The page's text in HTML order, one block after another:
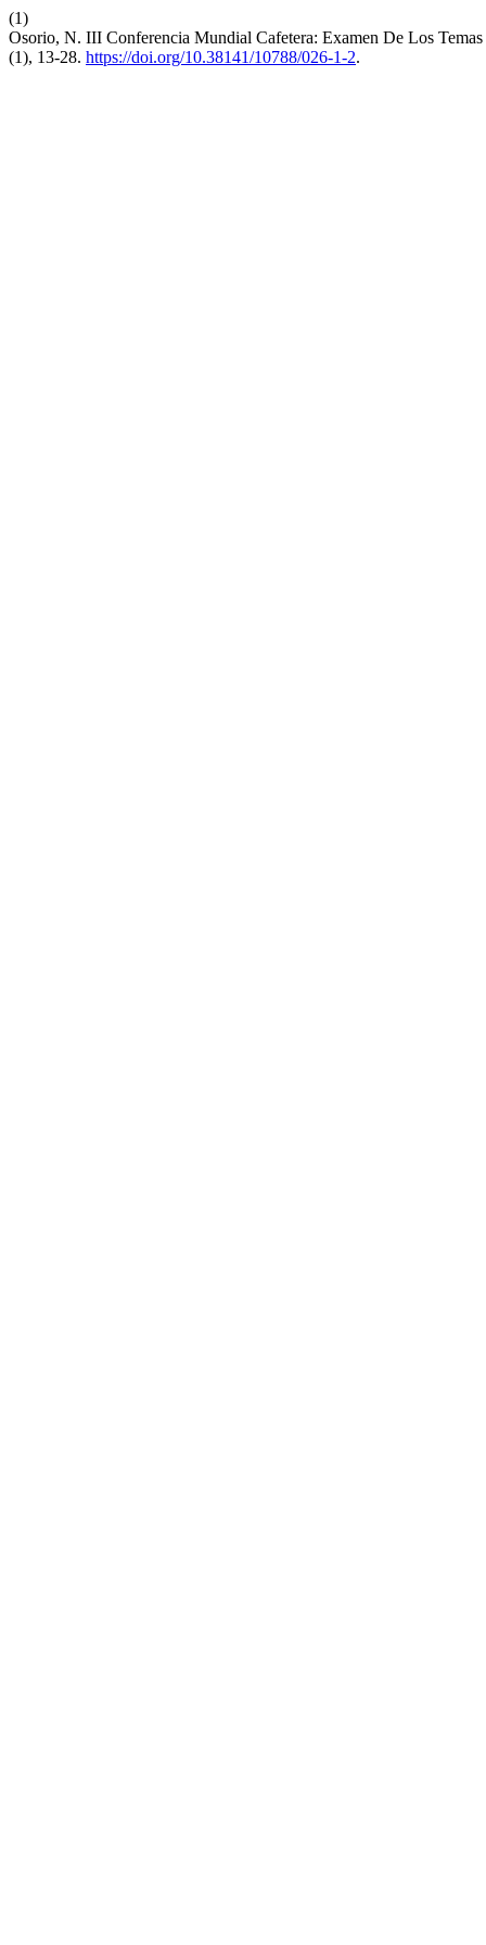
(1)
Osorio, N. III Conferencia Mundial Cafetera: Examen De Los
(1), 13-28. https://doi.org/10.38141/10788/026-1-2.